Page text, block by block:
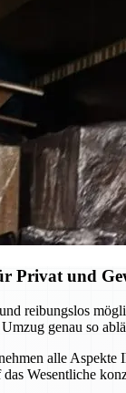
Privat und
reibungslos
genau so
alle
Wesentliche